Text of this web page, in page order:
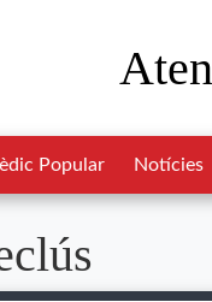
Popular Notícies